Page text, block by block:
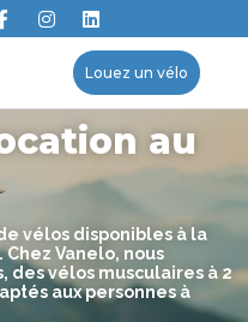
Louez un vélo
au
vélos disponibles à la
Vanelo, nous
des vélos musculaires à 2
aux personnes à